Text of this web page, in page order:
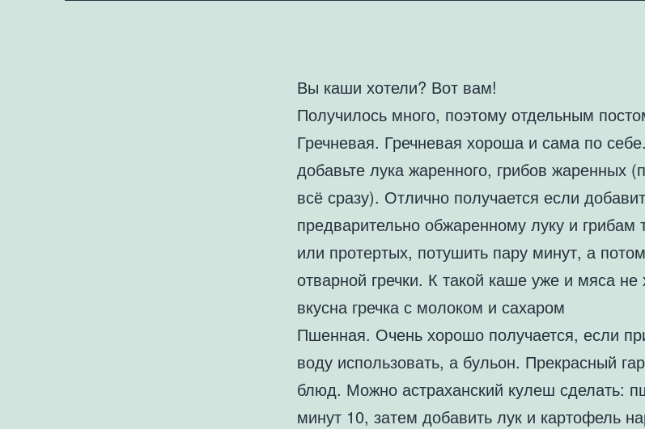
Вы каши хотели? Вот вам!
Получилось много, поэтому отдельным
Гречневая. Гречневая хороша и сама по
добавьте лука жаренного, грибов жаренных
всё сразу). Отлично получается если
предварительно обжаренному луку и грибам
или протертых, потушить пару минут, а
отварной гречки. К такой каше уже и мяса не
вкусна гречка с молоком и сахаром
Пшенная. Очень хорошо получается, если
воду использовать, а бульон. Прекрасный
блюд. Можно астраханский кулеш сделать:
минут 10, затем добавить лук и картофель